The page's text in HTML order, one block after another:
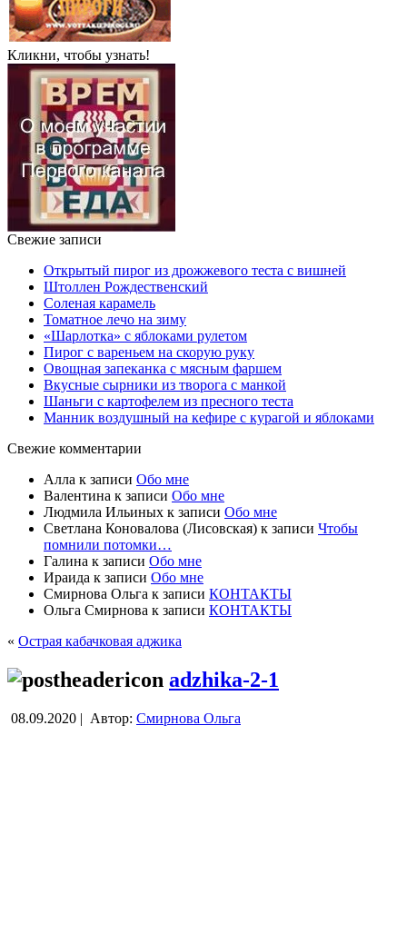
Кликни, чтобы узнать!
Свежие записи
Открытый пирог из дрожжевого теста с вишней
Штоллен Рождественский
Соленая карамель
Томатное лечо на зиму
«Шарлотка» с яблоками рулетом
Пирог с вареньем на скорую руку
Овощная запеканка с мясным фаршем
Вкусные сырники из творога с манкой
Шаньги с картофелем из пресного теста
Манник воздушный на кефире с курагой и яблоками
Свежие комментарии
Алла к записи Обо мне
Валентина к записи Обо мне
Людмила Ильиных к записи Обо мне
Светлана Коновалова (Лисовская) к записи Чтобы
помнили потомки…
Галина к записи Обо мне
Ираида к записи Обо мне
Смирнова Ольга к записи КОНТАКТЫ
Ольга Смирнова к записи КОНТАКТЫ
« Острая кабачковая аджика
adzhika-2-1
08.09.2020 | Автор: Смирнова Ольга